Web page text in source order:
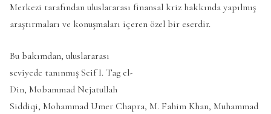
Merkezi tarafından uluslararası finansal kriz hakkında yapılmış
araştırmaları ve konuşmaları içeren özel bir eserdir.
Bu bakımdan, uluslararası
seviyede tanınmış Seif I. Tag el-
Din, Mobammad Nejatullah
Siddiqi, Mohammad Umer Chapra, M. Fahim Khan, Muhammad